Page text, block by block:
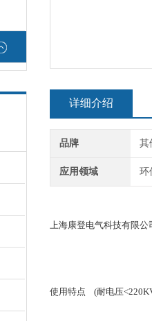
详细介绍
品牌 其
应用领域 环
上海康登电气科技有限
使用特点 (耐电压